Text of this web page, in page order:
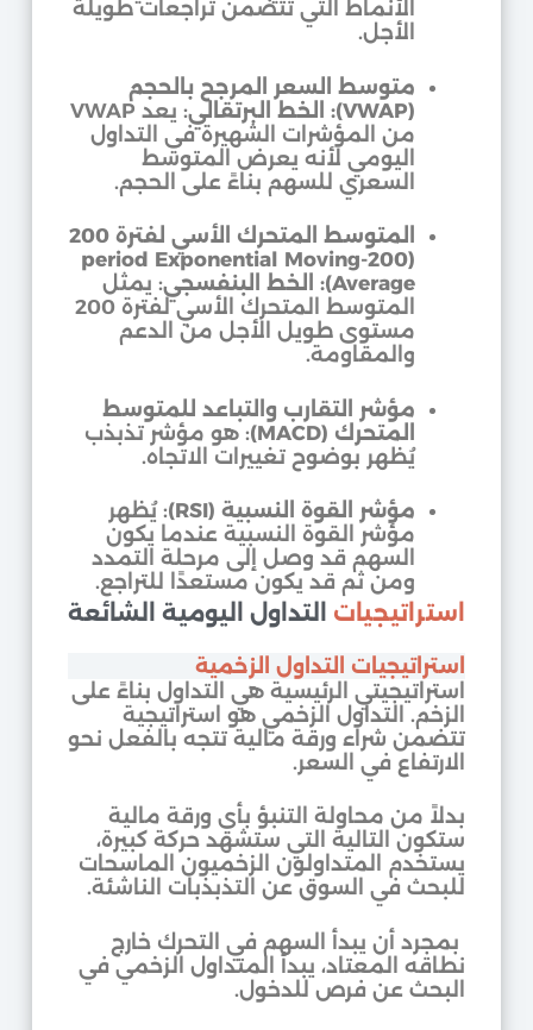
الأنماط التي تتضمن تراجعات طويلة
الأجل.
متوسط السعر المرجح بالحجم
(VWAP): الخط البرتقالي
: يعد VWAP
من المؤشرات الشهيرة في التداول
اليومي لأنه يعرض المتوسط
السعري للسهم بناءً على الحجم.
المتوسط المتحرك الأسي لفترة 200
(200-period Exponential Moving
Average): الخط البنفسجي
: يمثل
المتوسط المتحرك الأسي لفترة 200
مستوى طويل الأجل من الدعم
والمقاومة.
مؤشر التقارب والتباعد للمتوسط
المتحرك (MACD)
: هو مؤشر تذبذب
يُظهر بوضوح تغييرات الاتجاه.
مؤشر القوة النسبية (RSI)
: يُظهر
مؤشر القوة النسبية عندما يكون
السهم قد وصل إلى مرحلة التمدد
ومن ثم قد يكون مستعدًا للتراجع.
استراتيجيات التداول اليومية الشائعة
استراتيجيات التداول الزخمية
استراتيجيتي الرئيسية هي التداول بناءً على
الزخم. التداول الزخمي هو استراتيجية
تتضمن شراء ورقة مالية تتجه بالفعل نحو
الارتفاع في السعر.
بدلاً من محاولة التنبؤ بأي ورقة مالية
ستكون التالية التي ستشهد حركة كبيرة،
يستخدم المتداولون الزخميون الماسحات
للبحث في السوق عن التذبذبات الناشئة.
بمجرد أن يبدأ السهم في التحرك خارج
نطاقه المعتاد، يبدأ المتداول الزخمي في
البحث عن فرص للدخول.